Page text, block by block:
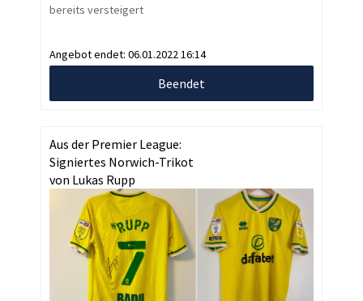
bereits versteigert
Angebot endet: 06.01.2022 16:14
Beendet
Aus der Premier League:
Signiertes Norwich-Trikot
von Lukas Rupp